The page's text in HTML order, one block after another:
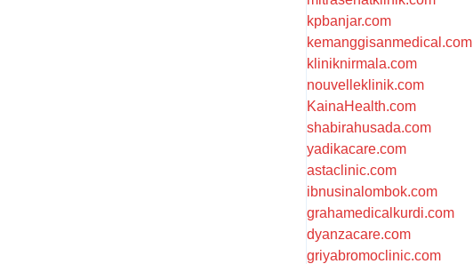
kpbanjar.com
kemanggisanmedical.com
kliniknirmala.com
nouvelleklinik.com
KainaHealth.com
shabirahusada.com
yadikacare.com
astaclinic.com
ibnusinalombok.com
grahamedicalkurdi.com
dyanzacare.com
griyabromoclinic.com